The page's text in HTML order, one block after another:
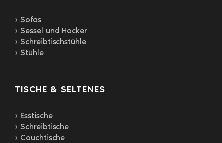
› Sofas
› Sessel und Hocker
› Schreibtischstühle
› Stühle
TISCHE & SELTENES
› Esstische
› Schreibtische
› Couchtische